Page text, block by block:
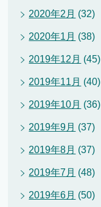
2020年2月 (32)
2020年1月 (38)
2019年12月 (45)
2019年11月 (40)
2019年10月 (36)
2019年9月 (37)
2019年8月 (37)
2019年7月 (48)
2019年6月 (50)